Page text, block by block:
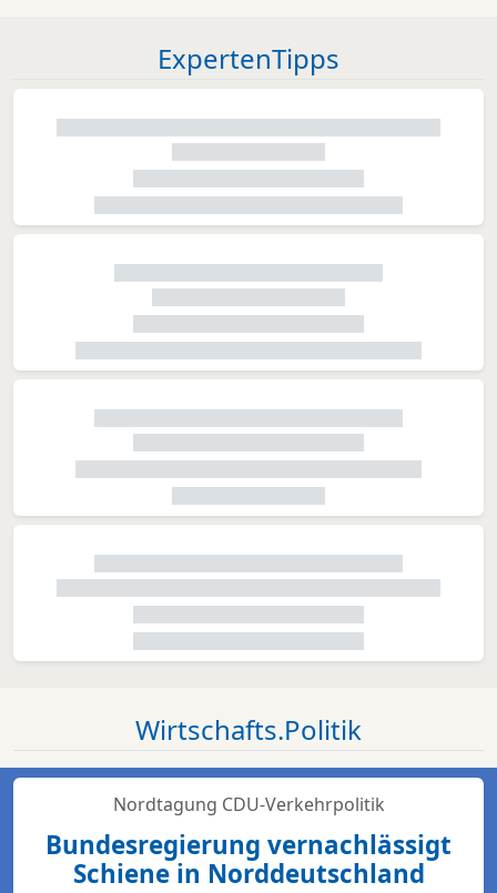
ExpertenTipps
Wirtschafts.Politik
Nordtagung CDU-Verkehrpolitik
Bundesregierung vernachlässigt
Schiene in Norddeutschland